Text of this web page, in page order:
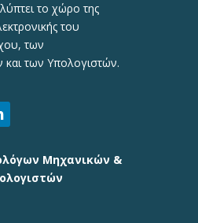
το χώρο της
του
των
και των Υπολογιστών.
Μηχανικών &